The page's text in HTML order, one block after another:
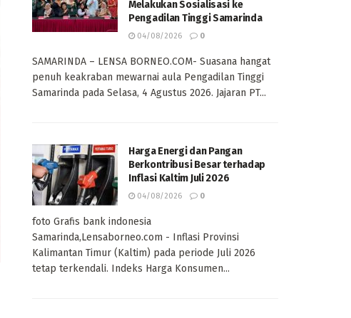
Melakukan Sosialisasi ke
Pengadilan Tinggi Samarinda
04/08/2026 0
SAMARINDA – LENSA BORNEO.COM- Suasana hangat
penuh keakraban mewarnai aula Pengadilan Tinggi
Samarinda pada Selasa, 4 Agustus 2026. Jajaran PT...
Harga Energi dan Pangan
Berkontribusi Besar terhadap
Inflasi Kaltim Juli 2026
04/08/2026 0
foto Grafis bank indonesia
Samarinda,Lensaborneo.com - Inflasi Provinsi
Kalimantan Timur (Kaltim) pada periode Juli 2026
tetap terkendali. Indeks Harga Konsumen...